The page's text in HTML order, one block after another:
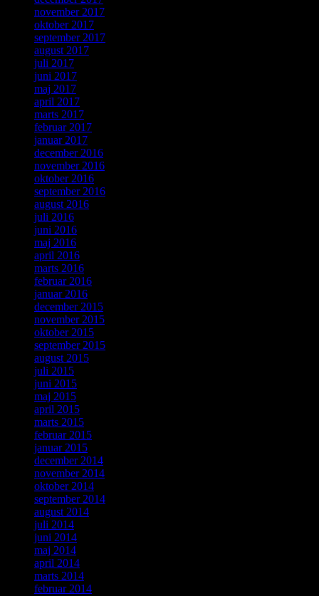
november 2017
oktober 2017
september 2017
august 2017
juli 2017
juni 2017
maj 2017
april 2017
marts 2017
februar 2017
januar 2017
december 2016
november 2016
oktober 2016
september 2016
august 2016
juli 2016
juni 2016
maj 2016
april 2016
marts 2016
februar 2016
januar 2016
december 2015
november 2015
oktober 2015
september 2015
august 2015
juli 2015
juni 2015
maj 2015
april 2015
marts 2015
februar 2015
januar 2015
december 2014
november 2014
oktober 2014
september 2014
august 2014
juli 2014
juni 2014
maj 2014
april 2014
marts 2014
februar 2014